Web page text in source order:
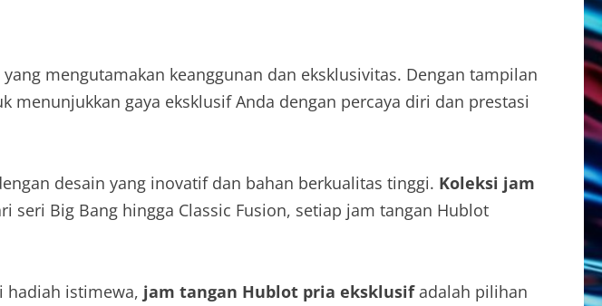
mengutamakan keanggunan dan eksklusivitas. Dengan tampilan
gaya eksklusif Anda dengan percaya diri dan prestasi
desain yang inovatif dan bahan berkualitas tinggi. Koleksi jam
seri Big Bang hingga Classic Fusion, setiap jam tangan Hublot
hadiah istimewa, jam tangan Hublot pria eksklusifadalah pilihan